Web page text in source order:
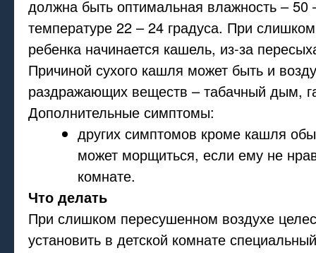
должна быть оптимальная влажность – 50
температуре 22 – 24 градуса. При
ребенка начинается кашель, из-за
Причиной сухого кашля может быть и
раздражающих веществ – табачный дым,
Дополнительные симптомы:
других симптомов кроме кашля
может морщиться, если ему не
комнате.
Что делать
При слишком пересушенном воздухе
установить в детской комнате